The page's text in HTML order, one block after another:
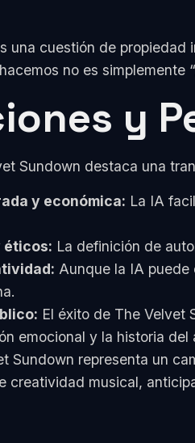
una cuestión de
no es simplemente
y
Sundown destaca una
y económica: La IA
éticos: La definición de
Aunque la IA
El éxito de The Velvet
emocional y la historia del
Sundown representa un
creatividad musical,